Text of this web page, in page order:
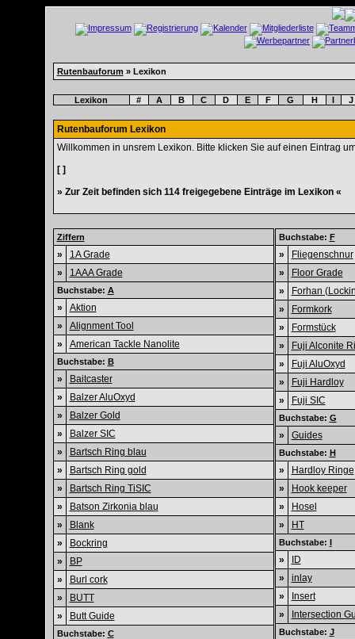
Rutenbauforum » Lexikon
Lexikon # A B C D E F G H I J
Rutenbauforum Lexikon
Willkommen in unsrem Lexikon. Bitte klicken Sie auf einen Eintrag
[ ]
» Zur Zeit befinden sich 114 freigegebene Einträge im Lexikon «
Ziffern
»
1A Grade
»
1AAA Grade
Buchstabe: A
»
Aktion
»
Alignment Tool
»
American Tackle Nanolite
Buchstabe: B
»
Baitcaster
»
Balzer AluOxyd
»
Balzer Gold
»
Balzer SIC
»
Bartsch Ring blau
»
Bartsch Ring gold
»
Bartsch Ring TiSIC
»
Batson Zirkonia blau
»
Blank
»
Bockring
»
BP
»
Burl cork
»
BUTT
»
Butt Guide
Buchstabe: C
Buchstabe: F
»
Fliegenschnur
»
Floor Grade
»
Forhan
»
Formkork
»
Formstück
»
Fuji Alconite
»
Fuji AluOxyd
»
Fuji Hardloy
»
Fuji SIC
Buchstabe: G
» Guides
Buchstabe: H
»
Hardloy Ringe
»
Hook keeper
»
Hosel
»
HT
Buchstabe: I
»
ID
»
inlay
»
Insert
»
Intersection
Buchstabe: J